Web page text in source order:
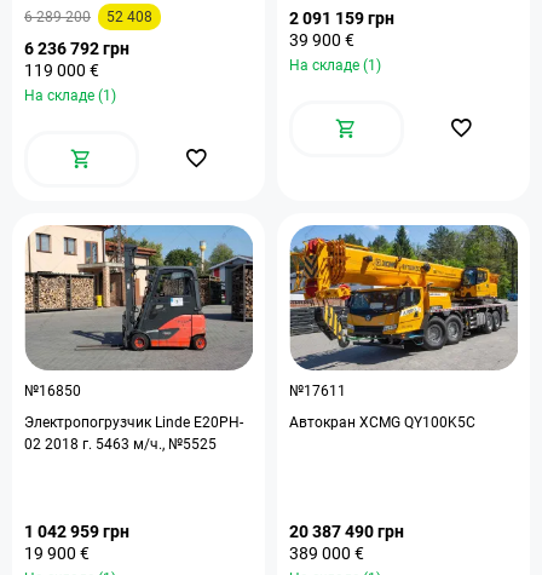
6 289 200 52 408
6 236 792 грн
119 000 €
На складе (1)
2 091 159 грн
39 900 €
На складе (1)
№16850
Электропогрузчик Linde E20PH-
02 2018 г. 5463 м/ч., №5525
1 042 959 грн
19 900 €
№17611
Автокран XCMG QY100K5C
20 387 490 грн
389 000 €